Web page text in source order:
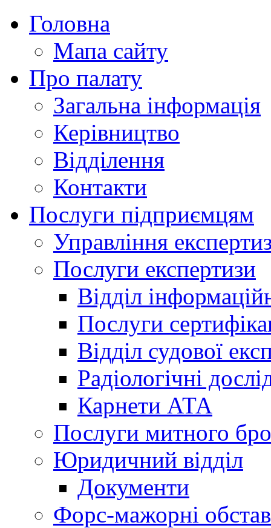
Головна
Мапа сайту
Про палату
Загальна інформація
Керівництво
Відділення
Контакти
Послуги підприємцям
Управління
Послуги експертизи
Відділ
Послуги
Відділ судової
Радіологічні
Карнети АТА
Послуги митного
Юридичний відділ
Документи
Форс-мажорні